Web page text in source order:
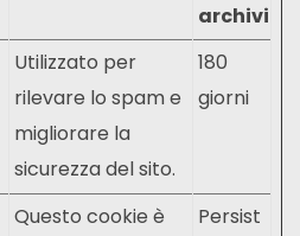
Utilizzato per
rilevare lo spam e
migliorare la
sicurezza del sito.
180
giorni
Questo cookie è
Persist